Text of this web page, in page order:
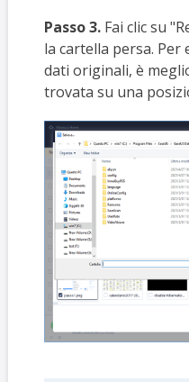
Passo 3.Fai clic su
la cartella persa. Per
dati originali, è
trovata su una